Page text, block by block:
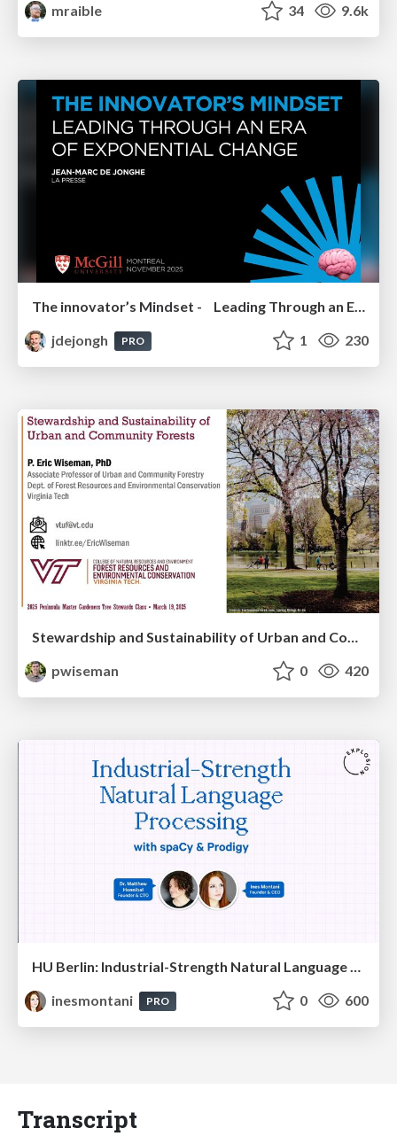
mraible
34 9.6k
The innovator’s Mindset - Leading Through an Era of Exponential Change - McGill University 2025
jdejongh
PRO 1 230
pwiseman
0 420
HU Berlin: Industrial-Strength Natural Language Processing with spaCy and Prodigy
inesmontani
PRO 0 600
Transcript